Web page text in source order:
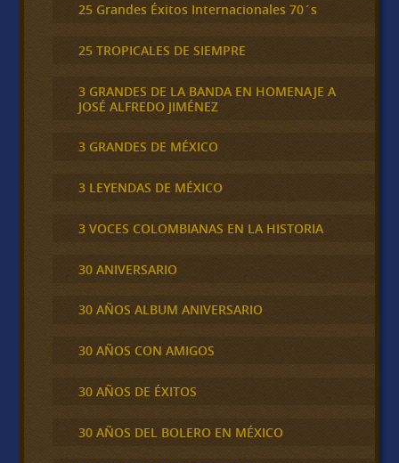
25 Grandes Éxitos Internacionales 70´s
25 TROPICALES DE SIEMPRE
3 GRANDES DE LA BANDA EN HOMENAJE A
JOSÉ ALFREDO JIMÉNEZ
3 GRANDES DE MÉXICO
3 LEYENDAS DE MÉXICO
3 VOCES COLOMBIANAS EN LA HISTORIA
30 ANIVERSARIO
30 AÑOS ALBUM ANIVERSARIO
30 AÑOS CON AMIGOS
30 AÑOS DE ÉXITOS
30 AÑOS DEL BOLERO EN MÉXICO